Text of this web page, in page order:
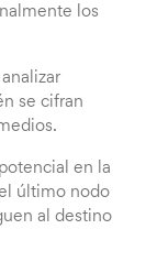
los
se cifran
en la
último nodo
al destino